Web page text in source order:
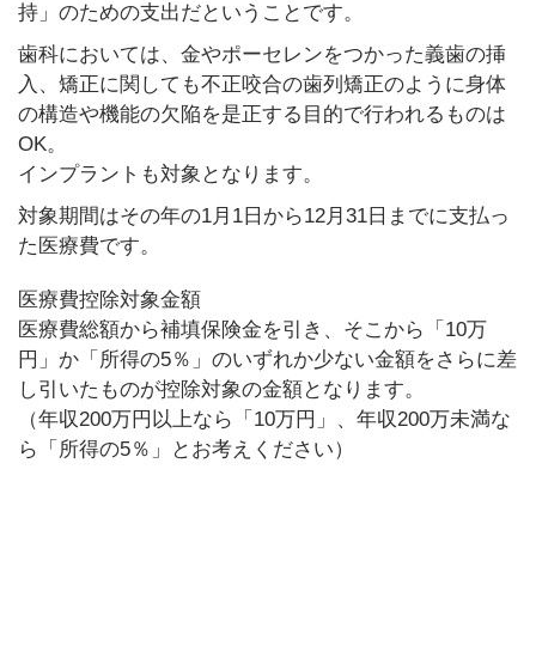
持」のための支出だということです。
歯科においては、金やポーセレンをつかった義歯の挿
入、矯正に関しても不正咬合の歯列矯正のように身体
の構造や機能の欠陥を是正する目的で行われるものは
OK。
インプラントも対象となります。
対象期間はその年の1月1日から12月31日までに支払っ
た医療費です。
医療費控除対象金額
医療費総額から補填保険金を引き、そこから「10万
円」か「所得の5％」のいずれか少ない金額をさらに差
し引いたものが控除対象の金額となります。
（年収200万円以上なら「10万円」、年収200万未満な
ら「所得の5％」とお考えください）